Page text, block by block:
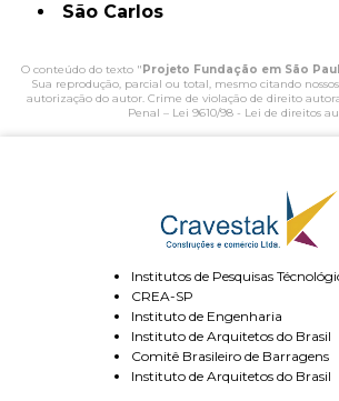
São Carlos
O conteúdo do texto " Projeto Fundação em São
Sua reprodução, parcial ou total, mesmo citando
autorização do autor. Crime de violação de direito
Penal – Lei 9610/98 - Lei de direitos
Institutos de Pesquisas
CREA-SP
Instituto de Engenharia
Instituto de Arquitetos do Brasil
Comitê Brasileiro de Barragens
Instituto de Arquitetos do Brasil